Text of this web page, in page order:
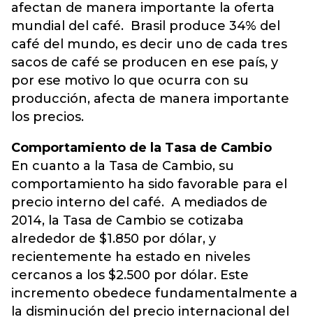
afectan de manera importante la oferta
mundial del café. Brasil produce 34% del
café del mundo, es decir uno de cada tres
sacos de café se producen en ese país, y
por ese motivo lo que ocurra con su
producción, afecta de manera importante
los precios.
Comportamiento de la Tasa de Cambio
En cuanto a la Tasa de Cambio, su
comportamiento ha sido favorable para el
precio interno del café. A mediados de
2014, la Tasa de Cambio se cotizaba
alrededor de $1.850 por dólar, y
recientemente ha estado en niveles
cercanos a los $2.500 por dólar. Este
incremento obedece fundamentalmente a
la disminución del precio internacional del